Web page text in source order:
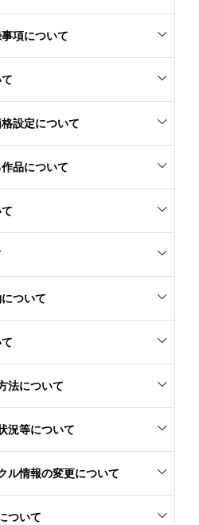
項について
設定について
品について
ついて
法について
況等について
ル情報の変更について
ついて